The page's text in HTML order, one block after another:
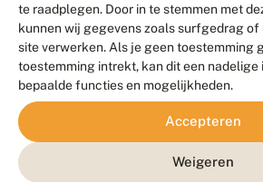
te raadplegen. Door in te stemmen met
kunnen wij gegevens zoals surfgedrag of
site verwerken. Als je geen toestemming
toestemming intrekt, kan dit een nadelige
bepaalde functies en mogelijkheden.
Accepteren
Weigeren
Contact
Veelgestelde vragen
Meld waarnemingen
© 2026
Duurzaam ontwikkeld door
Go2People
Blue Field Agency
Privacy
Disclaimer
Sitemap